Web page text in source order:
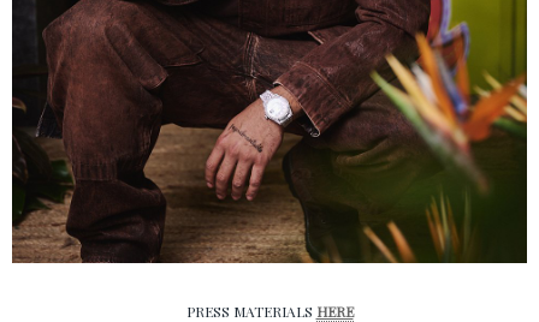
PRESS MATERIALS HERE